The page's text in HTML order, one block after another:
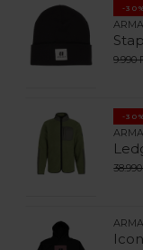
-
9.990
-